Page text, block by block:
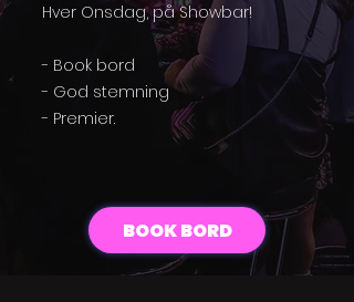
Hver Onsdag, på Showbar!
- Book bord
- God stemning
- Premier.
BOOK BORD